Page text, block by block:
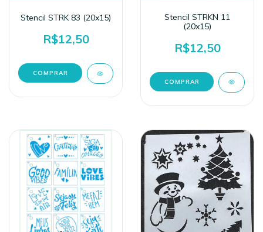
Stencil STRK 83 (20x15)
R$12,50
Stencil STRKN 11
(20x15)
R$12,50